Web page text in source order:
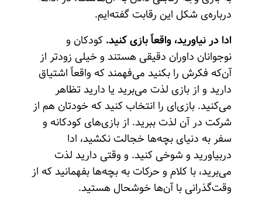
درباره‌ی شکل این رقابت گفته‌ایم.
ادا در نیاورید، واقعاً بازی کنید. کودکان و
نوجوانان داوران دقیقی هستند و خیلی زودتر از
آن‌که فکرش را بکنید می‌فهمند که واقعاً اشتیاق
دارید و از بازی لذت می‌برید یا دارید تظاهر
می‌کنید. بازی‌ای را انتخاب کنید که خودتان هم از
شرکت در آن لذت ببرید. از بازی‌های کودکانه و
سفر به دنیای بچه‌ها خجالت نکشید، ادا
دربیاورید و شوخی کنید. و وقتی دارید لذت
می‌برید، با کلام و حرکات به بچه‌ها بفهمانید که از
وقت‌گذرانی با آن‌ها خوشحال هستید.